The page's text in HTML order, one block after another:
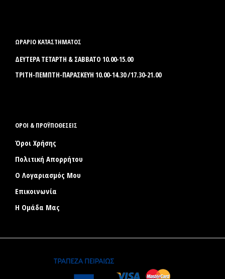
ΩΡΑΡΙΟ ΚΑΤΑΣΤΗΜΑΤΟΣ
ΔΕΥΤΕΡΑ ΤΕΤΑΡΤΗ & ΣΑΒΒΑΤΟ 10.00-15.00
ΤΡΙΤΗ-ΠΕΜΠΤΗ-ΠΑΡΑΣΚΕΥΗ 10.00-14.30 /17.30-21.00
ΟΡΟΙ & ΠΡΟΫΠΟΘΕΣΕΙΣ
Όροι Χρήσης
Πολιτική Απορρήτου
Ο Λογαριασμός Μου
Επικοινωνία
Η Ομάδα Μας